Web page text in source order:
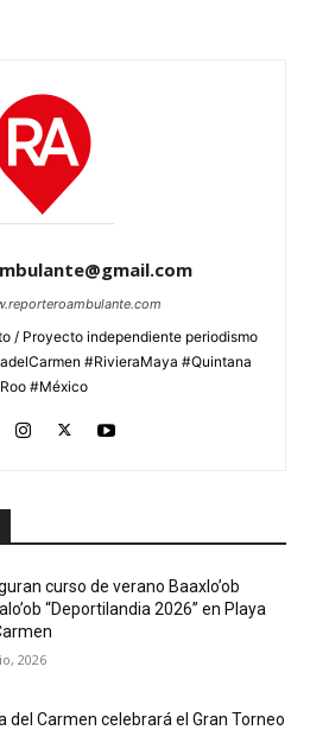
/ Proyecto independiente periodismo
#RivieraMaya #Quintana
Roo #México
curso de verano Baaxlo’ob
“Deportilandia 2026” en Playa
2026
del Carmen celebrará el Gran Torneo